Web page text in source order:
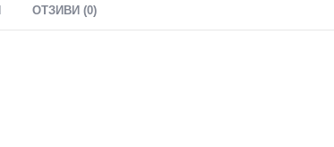
ОТЗИВИ (0)